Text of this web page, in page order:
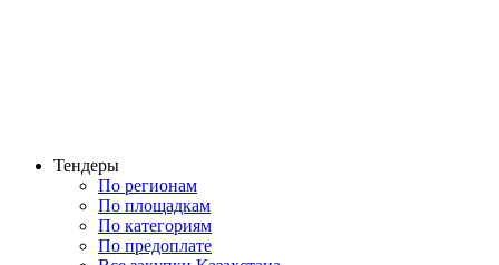
Тендеры
По регионам
По площадкам
По категориям
По предоплате